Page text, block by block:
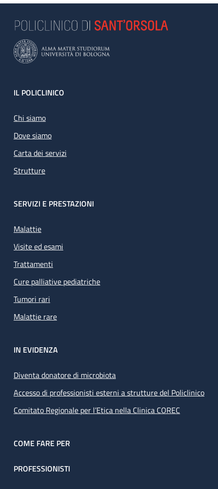
Footer
IL POLICLINICO
Chi siamo
Dove siamo
Carta dei servizi
Strutture
SERVIZI E PRESTAZIONI
Malattie
Visite ed esami
Trattamenti
Cure palliative pediatriche
Tumori rari
Malattie rare
IN EVIDENZA
Diventa donatore di microbiota
Accesso di professionisti esterni a strutture del Policlinico
Comitato Regionale per l’Etica nella Clinica COREC
COME FARE PER
PROFESSIONISTI